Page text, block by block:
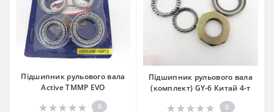
Підшипник рульового вала
Active TMMP EVO
0
Підшипник рульового вала
(комплект) GY-6 Китай 4-т
0